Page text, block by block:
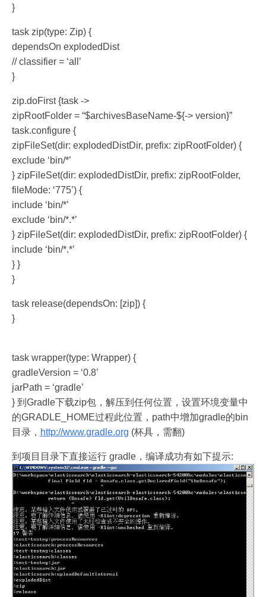
}
task zip(type: Zip) {
dependsOn explodedDist
// classifier = ‘all’
}
zip.doFirst {task ->
zipRootFolder = “$archivesBaseName-${-> version}”
task.configure {
zipFileSet(dir: explodedDistDir, prefix: zipRootFolder) {
exclude ‘bin/*’
} zipFileSet(dir: explodedDistDir, prefix: zipRootFolder,
fileMode: ‘775’) {
include ‘bin/*’
exclude ‘bin/*.*’
} zipFileSet(dir: explodedDistDir, prefix: zipRootFolder) {
include ‘bin/*.*’
} }
}
task release(dependsOn: [zip]) {
}
task wrapper(type: Wrapper) {
gradleVersion = ‘0.8’
jarPath = ‘gradle’
} 到Gradle下载zip包，解压到任何位置，设置环境变量中
的GRADLE_HOME过程此位置，path中增加gradle的bin
目录， http://www.gradle.org (杯具，需翻)
到项目目录下直接运行 gradle，编译成功有如下提示: